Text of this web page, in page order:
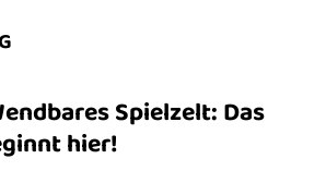
Spielzelt: Das
hier!